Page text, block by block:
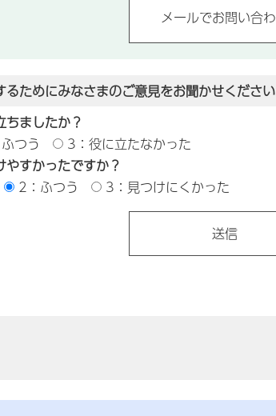
ためにみなさまのご意見をお聞かせください
ちましたか？
つう
3：役に立たなかった
すかったですか？
2：ふつう 3：見つけにくかった